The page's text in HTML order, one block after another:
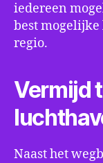
iedereen
best
regio.
Vermijd
Naast het